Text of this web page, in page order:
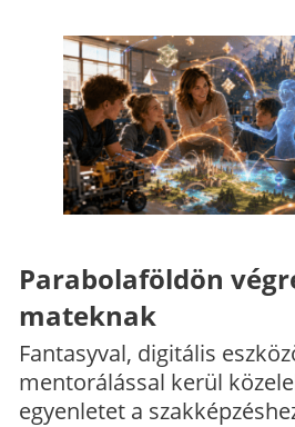
Parabolaföldön
mateknak
Fantasyval, digitális
mentorálással kerül
egyenletet a